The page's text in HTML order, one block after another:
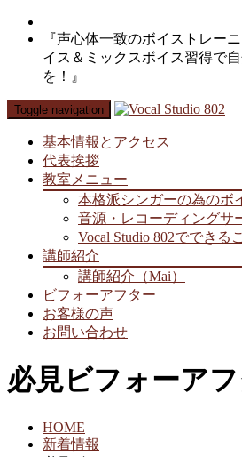
『声心体一致のボイストレー
イス＆ミックスボイス習得で
を！』
Toggle navigation
基本情報とアクセス
代表挨拶
教室メニュー
本格派シンガーの為のボ
音源・レコーディングサ
Vocal Studio 802でできる
講師紹介
講師紹介（Mai）
ビフォーアフター
お客様の声
お問い合わせ
必見ビフォーアフ
HOME
新着情報